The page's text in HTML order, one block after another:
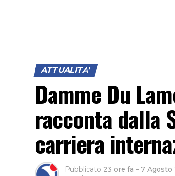
ATTUALITA'
Damme Du
racconta dalla
carriera
Pubblicato 23 ore fa – 7 Agosto